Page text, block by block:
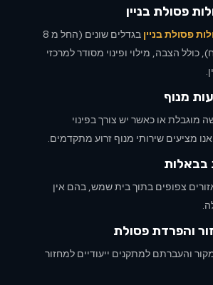
פסולת בניין
פסולת בניין
בגדלים שונים (החל מ 8
קוב נפח), כולל הצבה, מילוי ופינוי מסודר למרכזי
מנוף
מוגבלת או כאשר יש צורך בפינוי
מציעים שירותי מנוף זרוע מתקדמים.
בבאלות
צפופים בתוך בית שמש, בהם אין
והפרדת פסולת
והעברתם למתקנים ייעודיים למחזור